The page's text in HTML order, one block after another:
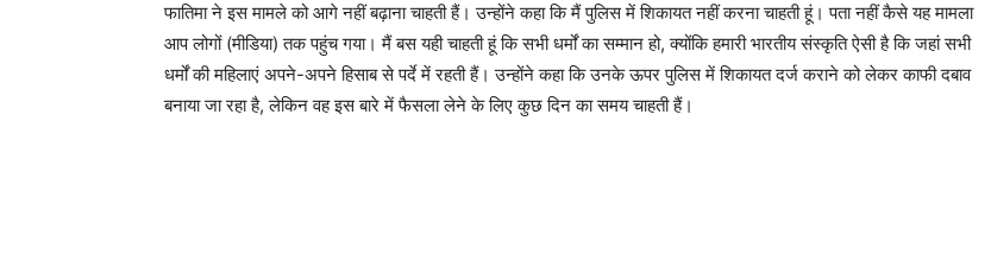
फातिमा ने इस मामले को आगे नहीं बढ़ाना चाहती हैं। उन्होंने कहा कि मैं पुलिस में शिकायत नहीं करना चाहती हूं। पता नहीं कैसे यह मामला
आप लोगों (मीडिया) तक पहुंच गया। मैं बस यही चाहती हूं कि सभी धर्मों का सम्मान हो, क्योंकि हमारी भारतीय संस्कृति ऐसी है कि जहां सभी
धर्मों की महिलाएं अपने-अपने हिसाब से पर्दे में रहती हैं। उन्होंने कहा कि उनके ऊपर पुलिस में शिकायत दर्ज कराने को लेकर काफी दबाव
बनाया जा रहा है, लेकिन वह इस बारे में फैसला लेने के लिए कुछ दिन का समय चाहती हैं।